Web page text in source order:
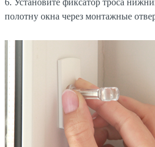
полотну окна через монтажные